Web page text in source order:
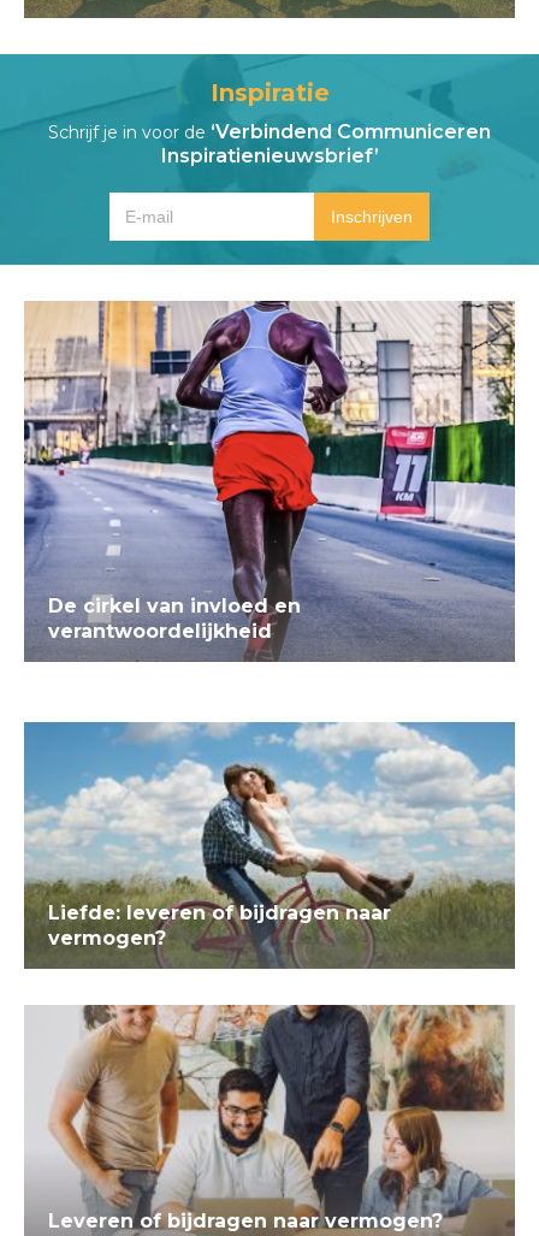
Inspiratie
Schrijf je in voor de ‘Verbindend Communiceren
Inspiratienieuwsbrief’
De cirkel van invloed en
verantwoordelijkheid
Liefde: leveren of bijdragen naar
vermogen?
Leveren of bijdragen naar vermogen?